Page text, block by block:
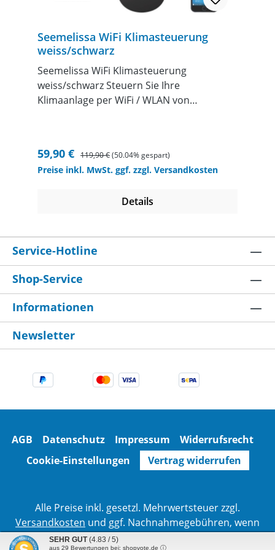
Seemelissa WiFi Klimasteuerung
weiss/schwarz
Seemelissa WiFi Klimasteuerung
weiss/schwarz Steuern Sie Ihre
Klimaanlage per WiFi / WLAN von
Klimagerät. Funktionen:Mode / Betriebsart
(kühlen/heizen/etc.)VentilatordrehzahlTim
APP`Swww.seemelissa.com/app
Verkaufspreis:
59,90 € Regulärer Preis:
119,90 €(50.04% gespart)
Preise inkl. MwSt. ggf. zzgl. Versandkosten
Details
Service-Hotline
Shop-Service
Informationen
Newsletter
AGB Datenschutz Impressum
Widerrufsrecht
Cookie-Einstellungen
Vertrag widerrufen
Alle Preise inkl. gesetzl. Mehrwertsteuer zzgl.
Versandkosten und ggf. Nachnahmegebühren, wenn
nicht anders angegeben.
SEHR GUT (4.83 / 5)
aus 29 Bewertungen bei: shopvote.de ⓘ